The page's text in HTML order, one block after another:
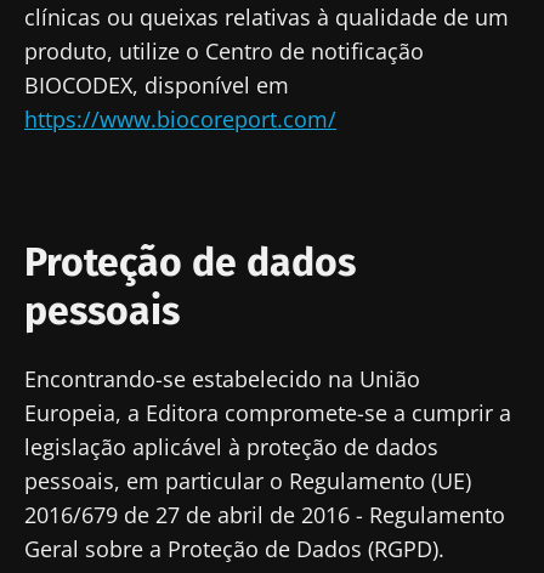
clínicas ou queixas relativas à qualidade de um
produto, utilize o Centro de notificação
BIOCODEX, disponível em
https://www.biocoreport.com/
Proteção de dados
pessoais
Encontrando-se estabelecido na União
Europeia, a Editora compromete-se a cumprir a
legislação aplicável à proteção de dados
pessoais, em particular o Regulamento (UE)
2016/679 de 27 de abril de 2016 - Regulamento
Geral sobre a Proteção de Dados (RGPD).